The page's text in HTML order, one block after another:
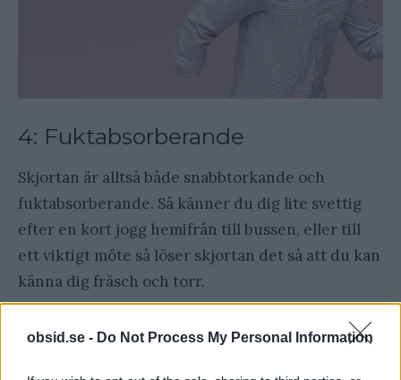
obsid.se - Do Not Process My Personal Information
4: Fuktabsorberande
Skjortan är alltså både snabbtorkande och
fuktabsorberande. Så känner du dig lite svettig
efter en kort jogg hemifrån till bussen, eller till
ett viktigt möte så löser skjortan det så att du kan
känna dig fräsch och torr.